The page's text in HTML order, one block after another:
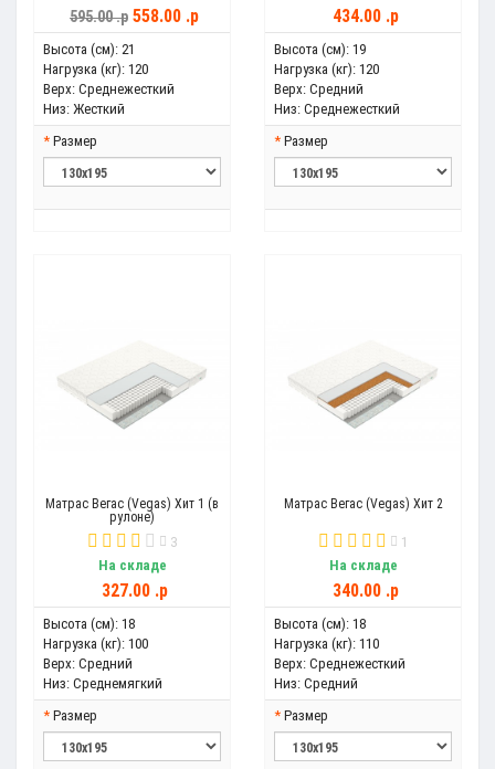
595.00 .p 558.00 .p
Высота (см): 21
Нагрузка (кг): 120
Верх: Среднежесткий
Низ: Жесткий
Размер
434.00 .p
Высота (см): 19
Нагрузка (кг): 120
Верх: Средний
Низ: Среднежесткий
Размер
Матрас Вегас (Vegas) Хит 1 (в
рулоне)
3
На складе
327.00 .p
Высота (см): 18
Нагрузка (кг): 100
Верх: Средний
Низ: Среднемягкий
Размер
Матрас Вегас (Vegas) Хит 2
1
На складе
340.00 .p
Высота (см): 18
Нагрузка (кг): 110
Верх: Среднежесткий
Низ: Средний
Размер